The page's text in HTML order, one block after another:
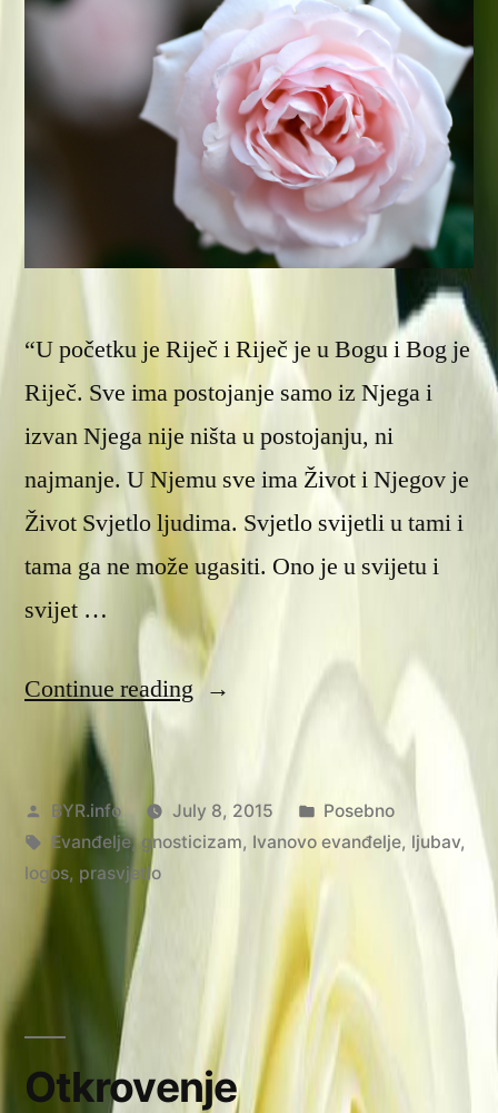
“U početku je Riječ i Riječ je u Bogu i Bog je
Riječ. Sve ima postojanje samo iz Njega i
izvan Njega nije ništa u postojanju, ni
najmanje. U Njemu sve ima Život i Njegov je
Život Svjetlo ljudima. Svjetlo svijetli u tami i
tama ga ne može ugasiti. Ono je u svijetu i
svijet …
Continue reading“Početak”
Posted
by
BYR.info July 8, 2015
Posted
in
Posebno
Tags:
Evanđelje,gnosticizam, Ivanovo evanđelje, ljubav,
logos, prasvjetlo
Otkrovenje